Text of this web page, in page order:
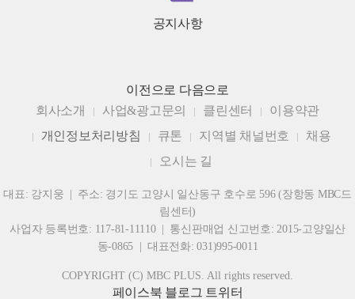
공지사항
이전으로 다음으로
회사소개
사업&광고문의 클린센터
이용약관
개인정보처리방침
큐톤 지역별 채널번호
채용
오시는 길
대표: 강지웅 | 주소: 경기도 고양시 일산동구 호수로 596 (장항동 MBC드
림센터)
사업자 등록번호: 117-81-11110 | 통신판매업 신고번호: 2015-고양일산
동-0865 | 대표전화: 031)995-0011
COPYRIGHT (C) MBC PLUS. All rights reserved.
페이스북 블로그 트위터